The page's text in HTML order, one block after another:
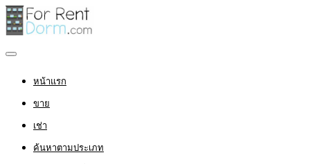
หน้าแรก
ขาย
เช่า
ค้นหาตามประเภท